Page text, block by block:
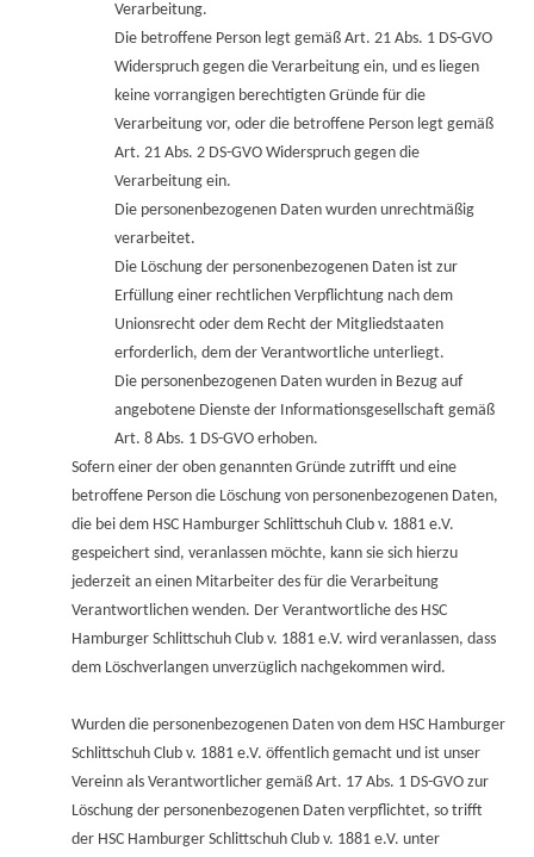
Verarbeitung.
Die betroffene Person legt gemäß Art. 21 Abs. 1 DS-GVO
Widerspruch gegen die Verarbeitung ein, und es liegen
keine vorrangigen berechtigten Gründe für die
Verarbeitung vor, oder die betroffene Person legt gemäß
Art. 21 Abs. 2 DS-GVO Widerspruch gegen die
Verarbeitung ein.
Die personenbezogenen Daten wurden unrechtmäßig
verarbeitet.
Die Löschung der personenbezogenen Daten ist zur
Erfüllung einer rechtlichen Verpflichtung nach dem
Unionsrecht oder dem Recht der Mitgliedstaaten
erforderlich, dem der Verantwortliche unterliegt.
Die personenbezogenen Daten wurden in Bezug auf
angebotene Dienste der Informationsgesellschaft gemäß
Art. 8 Abs. 1 DS-GVO erhoben.
Sofern einer der oben genannten Gründe zutrifft und eine
betroffene Person die Löschung von personenbezogenen Daten,
die bei dem HSC Hamburger Schlittschuh Club v. 1881 e.V.
gespeichert sind, veranlassen möchte, kann sie sich hierzu
jederzeit an einen Mitarbeiter des für die Verarbeitung
Verantwortlichen wenden. Der Verantwortliche des HSC
Hamburger Schlittschuh Club v. 1881 e.V. wird veranlassen, dass
dem Löschverlangen unverzüglich nachgekommen wird.
Wurden die personenbezogenen Daten von dem HSC Hamburger
Schlittschuh Club v. 1881 e.V. öffentlich gemacht und ist unser
Vereinn als Verantwortlicher gemäß Art. 17 Abs. 1 DS-GVO zur
Löschung der personenbezogenen Daten verpflichtet, so trifft
der HSC Hamburger Schlittschuh Club v. 1881 e.V. unter